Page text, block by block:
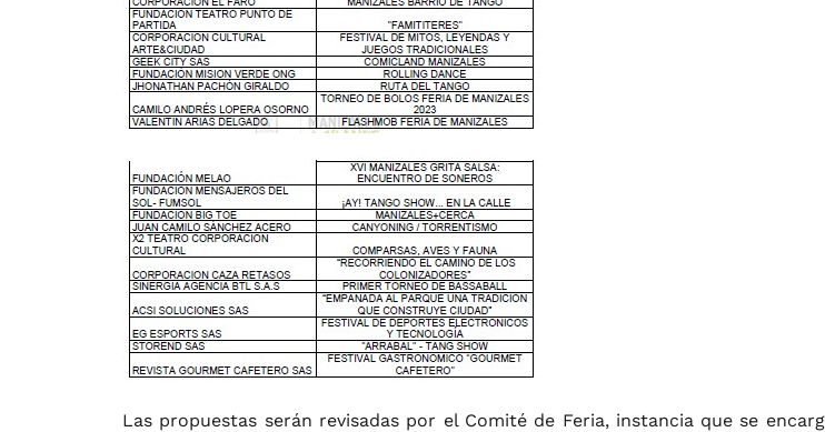
Las propuestas serán revisadas por el Comité de Feria, instancia que se